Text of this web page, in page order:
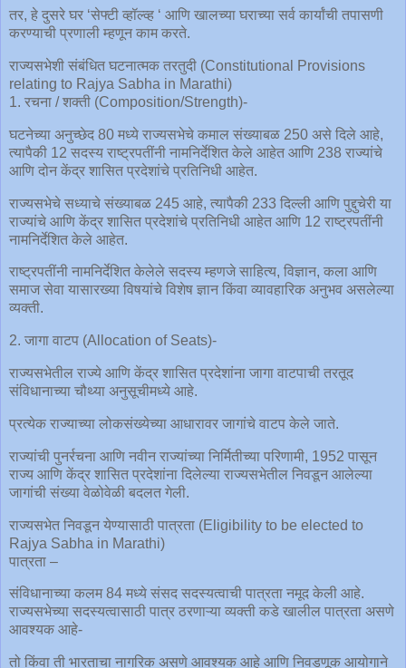
तर, हे दुसरे घर ‘सेफ्टी व्हॉल्व्ह ‘ आणि खालच्या घराच्या सर्व कार्यांची तपासणी
करण्याची प्रणाली म्हणून काम करते.
राज्यसभेशी संबंधित घटनात्मक तरतुदी (Constitutional Provisions
relating to Rajya Sabha in Marathi)
1. रचना / शक्ती (Composition/Strength)-
घटनेच्या अनुच्छेद 80 मध्ये राज्यसभेचे कमाल संख्याबळ 250 असे दिले आहे,
त्यापैकी 12 सदस्य राष्ट्रपतींनी नामनिर्देशित केले आहेत आणि 238 राज्यांचे
आणि दोन केंद्र शासित प्रदेशांचे प्रतिनिधी आहेत.
राज्यसभेचे सध्याचे संख्याबळ 245 आहे, त्यापैकी 233 दिल्ली आणि पुद्दुचेरी या
राज्यांचे आणि केंद्र शासित प्रदेशांचे प्रतिनिधी आहेत आणि 12 राष्ट्रपतींनी
नामनिर्देशित केले आहेत.
राष्ट्रपतींनी नामनिर्देशित केलेले सदस्य म्हणजे साहित्य, विज्ञान, कला आणि
समाज सेवा यासारख्या विषयांचे विशेष ज्ञान किंवा व्यावहारिक अनुभव असलेल्या
व्यक्ती.
2. जागा वाटप (Allocation of Seats)-
राज्यसभेतील राज्ये आणि केंद्र शासित प्रदेशांना जागा वाटपाची तरतूद
संविधानाच्या चौथ्या अनुसूचीमध्ये आहे.
प्रत्येक राज्याच्या लोकसंख्येच्या आधारावर जागांचे वाटप केले जाते.
राज्यांची पुनर्रचना आणि नवीन राज्यांच्या निर्मितीच्या परिणामी, 1952 पासून
राज्य आणि केंद्र शासित प्रदेशांना दिलेल्या राज्यसभेतील निवडून आलेल्या
जागांची संख्या वेळोवेळी बदलत गेली.
राज्यसभेत निवडून येण्यासाठी पात्रता (Eligibility to be elected to
Rajya Sabha in Marathi)
पात्रता –
संविधानाच्या कलम 84 मध्ये संसद सदस्यत्वाची पात्रता नमूद केली आहे.
राज्यसभेच्या सदस्यत्वासाठी पात्र ठरणाऱ्या व्यक्ती कडे खालील पात्रता असणे
आवश्यक आहे-
तो किंवा ती भारताचा नागरिक असणे आवश्यक आहे आणि निवडणूक आयोगाने